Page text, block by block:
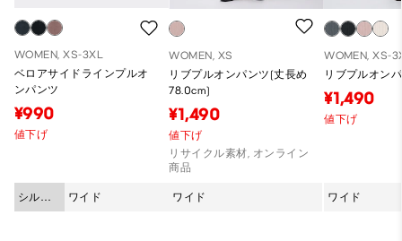
WOMEN, XS-3XL
ベロアサイドラインプルオ
ンパンツ
¥990
値下げ
シルエ
ット
ワイド
WOMEN, XS
リブプルオンパンツ(丈長め
78.0cm)
¥1,490
値下げ
リサイクル素材, オンライン
商品
ワイド
WOMEN, XS-
リブプルオン
¥1,490
値下げ
ワイド